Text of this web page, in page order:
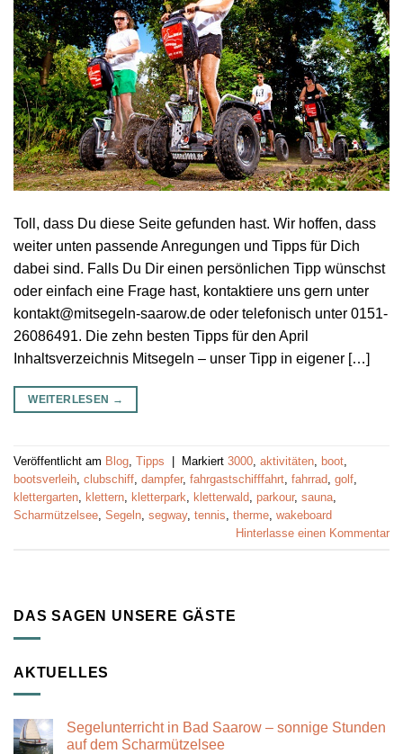
Toll, dass Du diese Seite gefunden hast. Wir hoffen, dass
weiter unten passende Anregungen und Tipps für Dich
dabei sind. Falls Du Dir einen persönlichen Tipp wünschst
oder einfach eine Frage hast, kontaktiere uns gern unter
kontakt@mitsegeln-saarow.de oder telefonisch unter 0151-
26086491. Die zehn besten Tipps für den April
Inhaltsverzeichnis Mitsegeln – unser Tipp in eigener […]
WEITERLESEN →
Veröffentlicht am Blog Tipps | Markiert 3000 aktivitäten boot
bootsverleih clubschiff dampfer, fahrgastschifffahrt fahrrad golf
klettergarten klettern kletterpark kletterwald parkour, sauna
Scharmützelsee Segeln segway, tennis therme wakeboard
Hinterlasse einen Kommentar
DAS SAGEN UNSERE GÄSTE
AKTUELLES
Segelunterricht in Bad Saarow – sonnige Stunden
auf dem Scharmützelsee